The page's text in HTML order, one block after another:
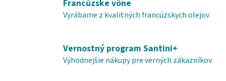
e
p
v
k
y
Francúzske vône
Vyrábame z kvalitných francúzskych olejov
Vernostný program Santini+
Výhodnejšie nákupy pre verných zákazníkov